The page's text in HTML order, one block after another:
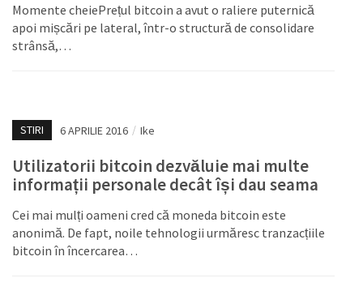
Momente cheiePrețul bitcoin a avut o raliere puternică
apoi mișcări pe lateral, într-o structură de consolidare
strânsă,…
STIRI 6 APRILIE 2016 / Ike
Utilizatorii bitcoin dezvăluie mai multe
informații personale decât își dau seama
Cei mai mulți oameni cred că moneda bitcoin este
anonimă. De fapt, noile tehnologii urmăresc tranzacțiile
bitcoin în încercarea…